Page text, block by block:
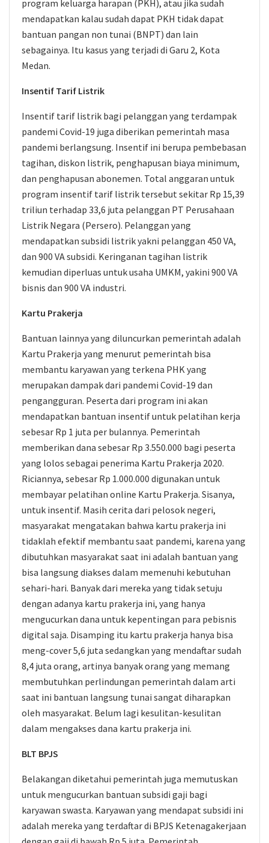
program keluarga harapan (PKH), atau jika sudah
mendapatkan kalau sudah dapat PKH tidak dapat
bantuan pangan non tunai (BNPT) dan lain
sebagainya. Itu kasus yang terjadi di Garu 2, Kota
Medan.
Insentif Tarif Listrik
Insentif tarif listrik bagi pelanggan yang terdampak
pandemi Covid-19 juga diberikan pemerintah masa
pandemi berlangsung. Insentif ini berupa pembebasan
tagihan, diskon listrik, penghapusan biaya minimum,
dan penghapusan abonemen. Total anggaran untuk
program insentif tarif listrik tersebut sekitar Rp 15,39
triliun terhadap 33,6 juta pelanggan PT Perusahaan
Listrik Negara (Persero). Pelanggan yang
mendapatkan subsidi listrik yakni pelanggan 450 VA,
dan 900 VA subsidi. Keringanan tagihan listrik
kemudian diperluas untuk usaha UMKM, yakini 900 VA
bisnis dan 900 VA industri.
Kartu Prakerja
Bantuan lainnya yang diluncurkan pemerintah adalah
Kartu Prakerja yang menurut pemerintah bisa
membantu karyawan yang terkena PHK yang
merupakan dampak dari pandemi Covid-19 dan
pengangguran. Peserta dari program ini akan
mendapatkan bantuan insentif untuk pelatihan kerja
sebesar Rp 1 juta per bulannya. Pemerintah
memberikan dana sebesar Rp 3.550.000 bagi peserta
yang lolos sebagai penerima Kartu Prakerja 2020.
Riciannya, sebesar Rp 1.000.000 digunakan untuk
membayar pelatihan online Kartu Prakerja. Sisanya,
untuk insentif. Masih cerita dari pelosok negeri,
masyarakat mengatakan bahwa kartu prakerja ini
tidaklah efektif membantu saat pandemi, karena yang
dibutuhkan masyarakat saat ini adalah bantuan yang
bisa langsung diakses dalam memenuhi kebutuhan
sehari-hari. Banyak dari mereka yang tidak setuju
dengan adanya kartu prakerja ini, yang hanya
mengucurkan dana untuk kepentingan para pebisnis
digital saja. Disamping itu kartu prakerja hanya bisa
meng-cover 5,6 juta sedangkan yang mendaftar sudah
8,4 juta orang, artinya banyak orang yang memang
membutuhkan perlindungan pemerintah dalam arti
saat ini bantuan langsung tunai sangat diharapkan
oleh masyarakat. Belum lagi kesulitan-kesulitan
dalam mengakses dana kartu prakerja ini.
BLT BPJS
Belakangan diketahui pemerintah juga memutuskan
untuk mengucurkan bantuan subsidi gaji bagi
karyawan swasta. Karyawan yang mendapat subsidi ini
adalah mereka yang terdaftar di BPJS Ketenagakerjaan